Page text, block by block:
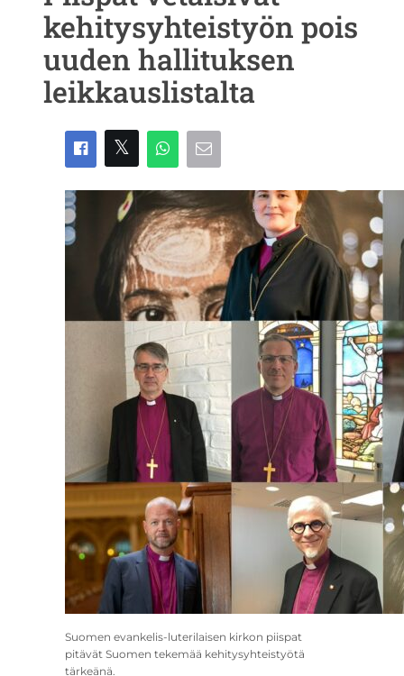
kehitysyhteistyön pois
uuden hallituksen
leikkauslistalta
Suomen evankelis-luterilaisen kirkon piispat
pitävät Suomen tekemää kehitysyhteistyötä
tärkeänä.